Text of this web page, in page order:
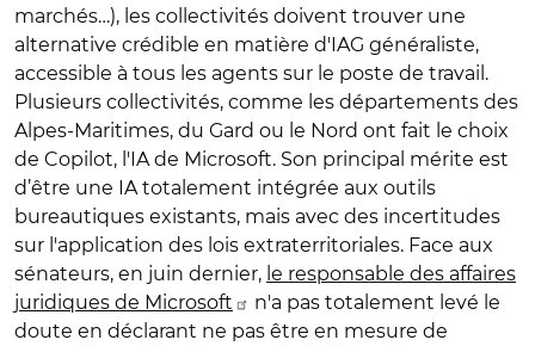
marchés…), les collectivités doivent trouver une
alternative crédible en matière d'IAG généraliste,
accessible à tous les agents sur le poste de travail.
Plusieurs collectivités, comme les départements des
Alpes-Maritimes, du Gard ou le Nord ont fait le choix
de Copilot, l'IA de Microsoft. Son principal mérite est
d’être une IA totalement intégrée aux outils
bureautiques existants, mais avec des incertitudes
sur l'application des lois extraterritoriales. Face aux
sénateurs, en juin dernier, le responsable des affaires
juridiques de Microsoft
n'a pas totalement levé le
doute en déclarant ne pas être en mesure de